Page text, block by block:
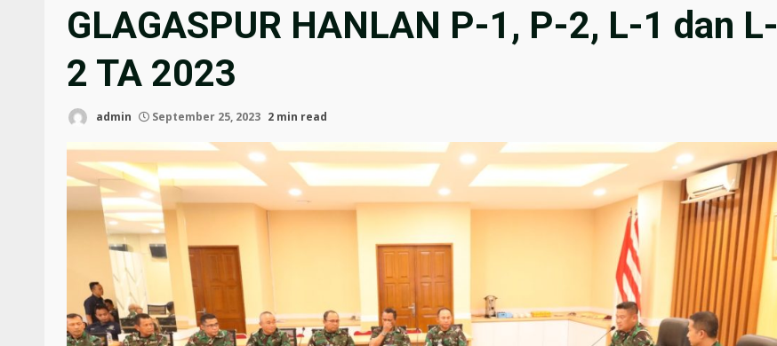
GLAGASPUR HANLAN P-1, P-2, L-1 dan L-
2 TA 2023
admin September 25, 2023 2 min read